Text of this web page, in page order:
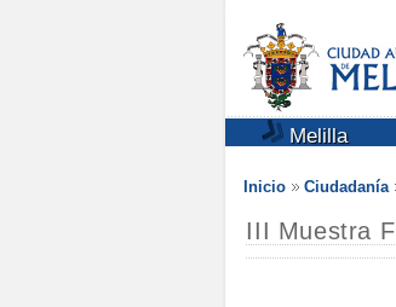
Melilla
Inicio Ciudadanía
III Muestra